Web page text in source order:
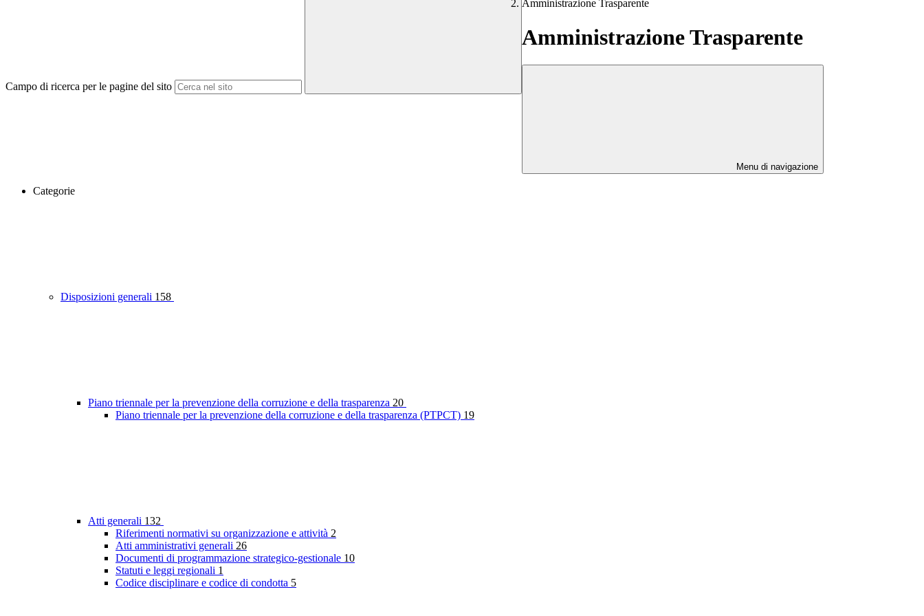
Campo di ricerca per le pagine del sito
Amministrazione Trasparente
Amministrazione Trasparente
Menu di navigazione
Categorie
Disposizioni generali 158
Piano triennale per la prevenzione della corruzione e della trasparenza 20
Piano triennale per la prevenzione della corruzione e della trasparenza (PTPCT) 19
Atti generali 132
Riferimenti normativi su organizzazione e attività 2
Atti amministrativi generali 26
Documenti di programmazione strategico-gestionale 10
Statuti e leggi regionali 1
Codice disciplinare e codice di condotta 5